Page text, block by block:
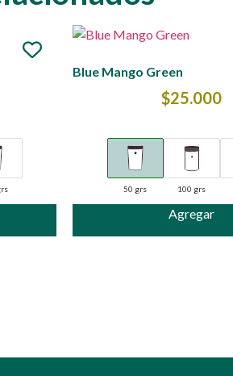
Blue Mango Green
$25.000
Agregar
50 grs 100 grs